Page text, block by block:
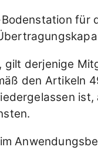
für
derjenige
den Artikeln